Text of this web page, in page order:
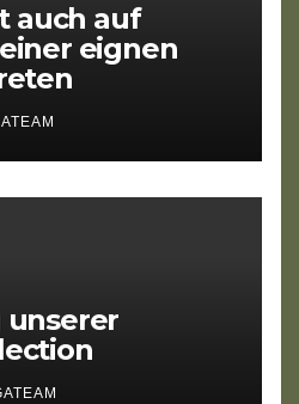
auch auf
eignen
unserer